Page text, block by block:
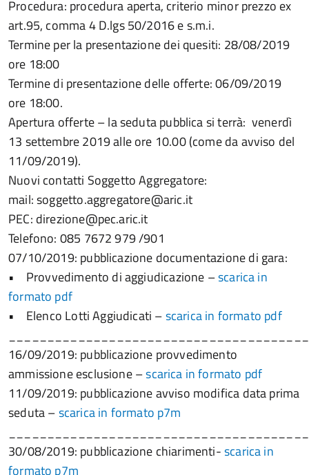
Procedura: procedura aperta, criterio minor prezzo ex
art.95, comma 4 D.lgs 50/2016 e s.m.i.
Termine per la presentazione dei quesiti: 28/08/2019
ore 18:00
Termine di presentazione delle offerte: 06/09/2019
ore 18:00.
Apertura offerte – la seduta pubblica si terrà: venerdì
13 settembre 2019 alle ore 10.00 (come da avviso del
11/09/2019).
Nuovi contatti Soggetto Aggregatore:
mail: soggetto.aggregatore@aric.it
PEC: direzione@pec.aric.it
Telefono: 085 7672 979 /901
07/10/2019: pubblicazione documentazione di gara:
• Provvedimento di aggiudicazione –scarica in
formato pdf
• Elenco Lotti Aggiudicati –scarica in formato pdf
16/09/2019: pubblicazione provvedimento
ammissione esclusione –scarica in formato pdf
11/09/2019: pubblicazione avviso modifica data prima
seduta –scarica in formato p7m
30/08/2019: pubblicazione chiarimenti-scarica in
formato p7m